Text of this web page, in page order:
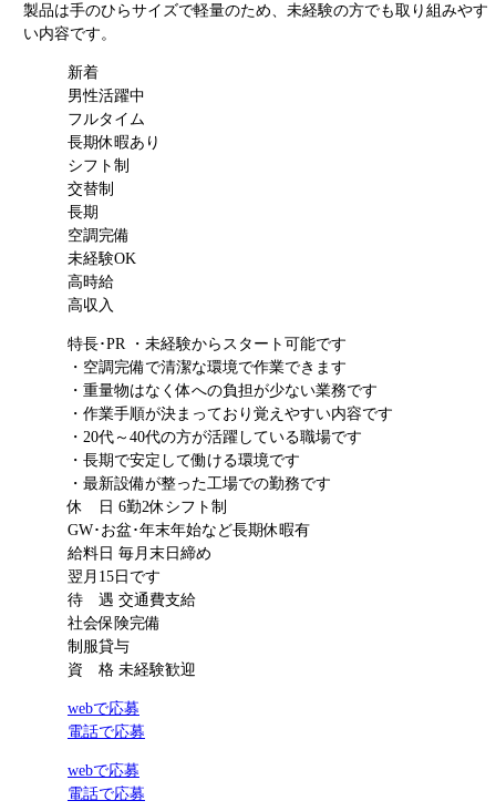
製品は手のひらサイズで軽量のため、未経験の方でも取り組みやす
い内容です。
新着
男性活躍中
フルタイム
長期休暇あり
シフト制
交替制
長期
空調完備
未経験OK
高時給
高収入
特長･PR
・未経験からスタート可能です
・空調完備で清潔な環境で作業できます
・重量物はなく体への負担が少ない業務です
・作業手順が決まっており覚えやすい内容です
・20代～40代の方が活躍している職場です
・長期で安定して働ける環境です
・最新設備が整った工場での勤務です
休 日 6勤2休シフト制
GW･お盆･年末年始など長期休暇有
給料日 毎月末日締め
翌月15日です
待 遇 交通費支給
社会保険完備
制服貸与
資 格 未経験歓迎
webで応募
電話で応募
webで応募
電話で応募